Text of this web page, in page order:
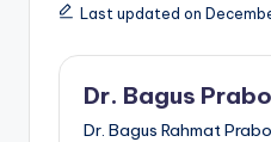
Last updated on
Dr. Bagus
Dr. Bagus Rahmat